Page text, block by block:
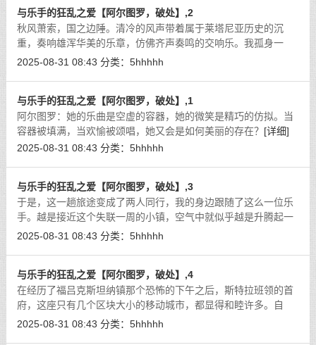
与乐手的狂乱之爱【阿尔图罗，破处】,2
秋风萧索，国之边陲。清冷的风声带着属于莱塔尼亚历史的沉
重，奏响雄浑华美的乐章，仿佛齐声奏鸣的交响乐。我孤身一
人，踩着脚下的落叶，穿过这片有些冷清的土地。四周都是空旷
2025-08-31 08:43 分类： 5hhhhh
与乐手的狂乱之爱【阿尔图罗，破处】,1
阿尔图罗：她的乐曲是空虚的容器，她的微笑是精巧的仿拟。当
容器被填满，当欢愉被颂唱，她又会是如何美丽的存在？ [详细]
2025-08-31 08:43 分类： 5hhhhh
与乐手的狂乱之爱【阿尔图罗，破处】,3
于是，这一趟旅途变成了两人同行，我的身边跟随了这么一位乐
手。越是接近这个失联一周的小镇，空气中就似乎越是升腾起一
股浓烈的血腥味。不知道是不是想要洗去这股违和的气息，天空
2025-08-31 08:43 分类： 5hhhhh
与乐手的狂乱之爱【阿尔图罗，破处】,4
在经历了福吕克斯坦纳镇那个恐怖的下午之后，斯特拉班领的首
府，这座只有几个区块大小的移动城市，都显得和睦许多。自
然，解决与调查了小镇异变的我成为了伯爵的座上宾，又经历了
2025-08-31 08:43 分类： 5hhhhh